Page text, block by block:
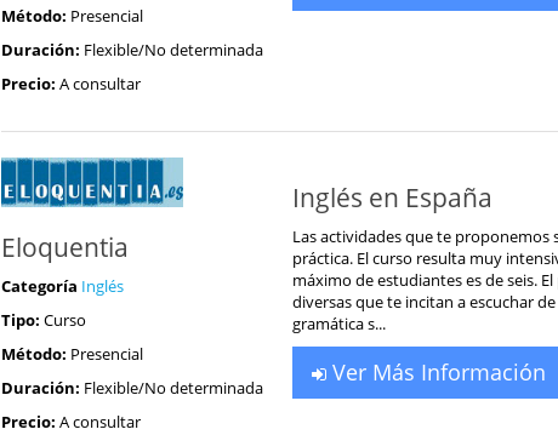
Método: Presencial
Duración: Flexible/No determinada
Precio: A consultar
Eloquentia
Categoría Inglés
Tipo: Curso
Método: Presencial
Duración: Flexible/No determinada
Precio: A consultar
Inglés en España
Las actividades que te
práctica. El curso resulta muy
máximo de estudiantes es de seis.
diversas que te incitan a escuchar
gramática s...
Ver Más Información